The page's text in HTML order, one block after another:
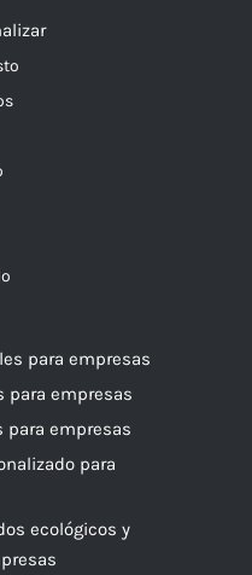
para empresas
para empresas
para empresas
para
ecológicos y